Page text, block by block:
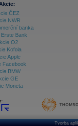
ČEZ
NWR
banka
Bank
O2
Kofola
Apple
Facebook
BMW
GE
Moneta
Tvorba